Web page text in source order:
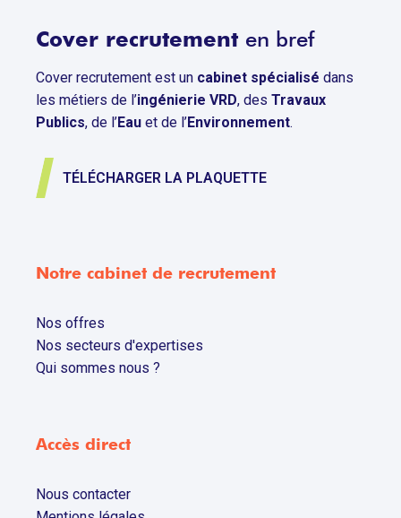
Cover recrutement en bref
Cover recrutement est un cabinet spécialisé dans
les métiers de l’ingénierie VRD, des Travaux
Publics, de l’Eau et de l’Environnement.
TÉLÉCHARGER LA PLAQUETTE
Notre cabinet de recrutement
Nos offres
Nos secteurs d'expertises
Qui sommes nous ?
Accès direct
Nous contacter